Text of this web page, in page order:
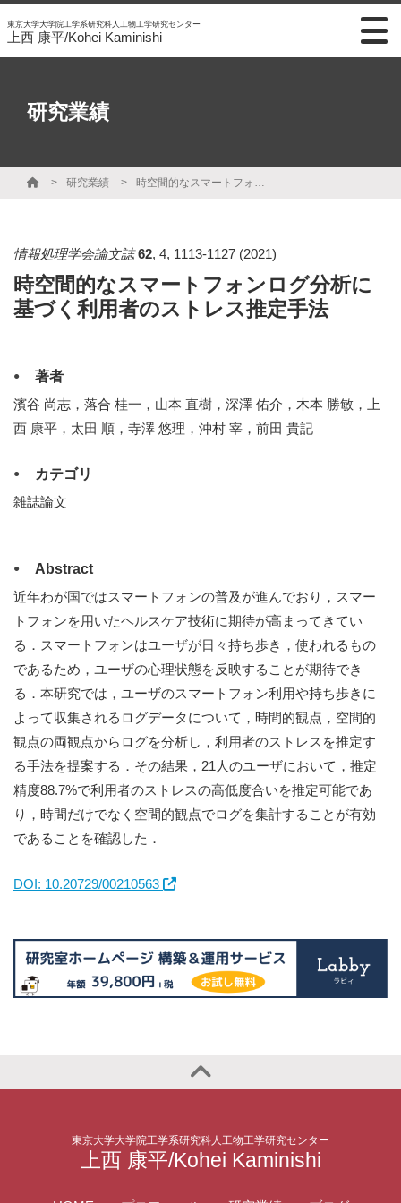
東京大学大学院工学系研究科人工物工学研究センター
上西 康平/Kohei Kaminishi
研究業績
研究業績 時空間的なスマートフォンログ分析に基づく利用者のストレス推定手法
情報処理学会論文誌 62, 4, 1113-1127 (2021)
時空間的なスマートフォンログ分析に
基づく利用者のストレス推定手法
著者
濱谷 尚志，落合 桂一，山本 直樹，深澤 佑介，木本 勝敏，上
西 康平，太田 順，寺澤 悠理，沖村 宰，前田 貴記
カテゴリ
雑誌論文
Abstract
近年わが国ではスマートフォンの普及が進んでおり，スマー
トフォンを用いたヘルスケア技術に期待が高まってきてい
る．スマートフォンはユーザが日々持ち歩き，使われるもの
であるため，ユーザの心理状態を反映することが期待でき
る．本研究では，ユーザのスマートフォン利用や持ち歩きに
よって収集されるログデータについて，時間的観点，空間的
観点の両観点からログを分析し，利用者のストレスを推定す
る手法を提案する．その結果，21人のユーザにおいて，推定
精度88.7%で利用者のストレスの高低度合いを推定可能であ
り，時間だけでなく空間的観点でログを集計することが有効
であることを確認した．
DOI: 10.20729/00210563
東京大学大学院工学系研究科人工物工学研究センター
上西 康平/Kohei Kaminishi